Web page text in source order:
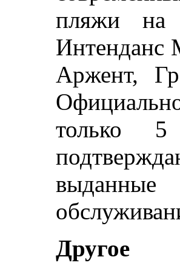
пляжи на
Интенданс
Аржент,
только 5
Другое